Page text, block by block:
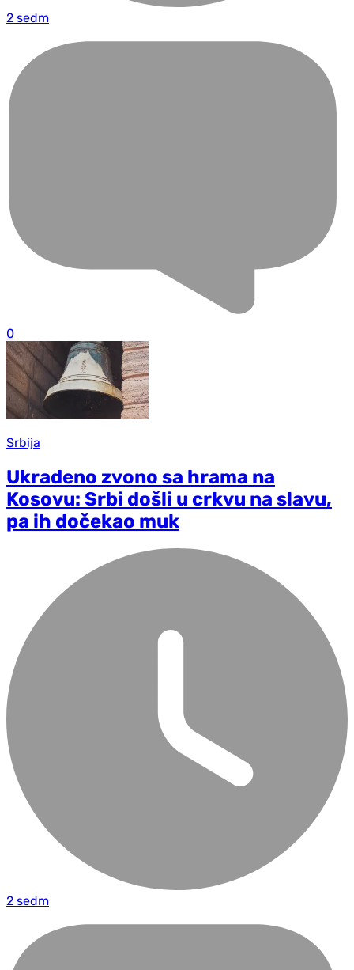
2 sedm
0
Srbija
Ukradeno zvono sa hrama na
Kosovu: Srbi došli u crkvu na slavu,
pa ih dočekao muk
2 sedm